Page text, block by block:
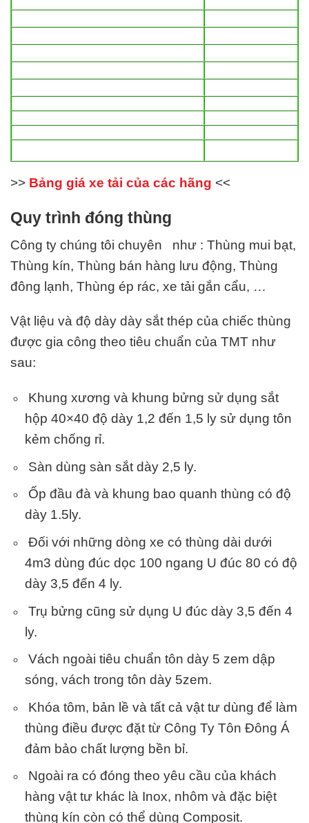
>> Bảng giá xe tải của các hãng <<
Quy trình đóng thùng
Công ty chúng tôi chuyên như : Thùng mui bạt,
Thùng kín, Thùng bán hàng lưu động, Thùng
đông lạnh, Thùng ép rác, xe tải gắn cẩu, …
Vật liệu và độ dày dày sắt thép của chiếc thùng
được gia công theo tiêu chuẩn của TMT như
sau:
Khung xương và khung bửng sử dụng sắt
hộp 40×40 độ dày 1,2 đến 1,5 ly sử dụng tôn
kẻm chống rỉ.
Sàn dùng sàn sắt dày 2,5 ly.
Ốp đầu đà và khung bao quanh thùng có độ
dày 1.5ly.
Đối với những dòng xe có thùng dài dưới
4m3 dùng đúc dọc 100 ngang U đúc 80 có độ
dày 3,5 đến 4 ly.
Trụ bửng cũng sử dụng U đúc dày 3,5 đến 4
ly.
Vách ngoài tiêu chuẩn tôn dày 5 zem dập
sóng, vách trong tôn dày 5zem.
Khóa tôm, bản lề và tất cả vật tư dùng để làm
thùng điều được đặt từ Công Ty Tôn Đông Á
đảm bảo chất lượng bền bỉ.
Ngoài ra có đóng theo yêu cầu của khách
hàng vật tư khác là Inox, nhôm và đặc biệt
thùng kín còn có thể dùng Composit.